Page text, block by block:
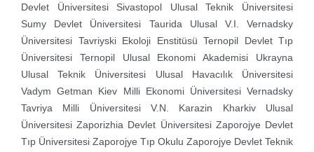
Devlet ÜniversitesiSivastopol Ulusal Teknik Üniversitesi
Sumy Devlet Üniversitesi Taurida Ulusal V.I. Vernadsky
Üniversitesi Tavriyski Ekoloji Enstitüsü Ternopil Devlet Tıp
Üniversitesi Ternopil Ulusal Ekonomi Akademisi Ukrayna
Ulusal Teknik Üniversitesi Ulusal Havacılık Üniversitesi
Vadym Getman Kiev Milli Ekonomi ÜniversitesiVernadsky
Tavriya Milli ÜniversitesiV.N. Karazin Kharkiv Ulusal
Üniversitesi Zaporizhia Devlet ÜniversitesiZaporojye Devlet
Tıp Üniversitesi Zaporojye Tıp Okulu Zaporojye Devlet Teknik